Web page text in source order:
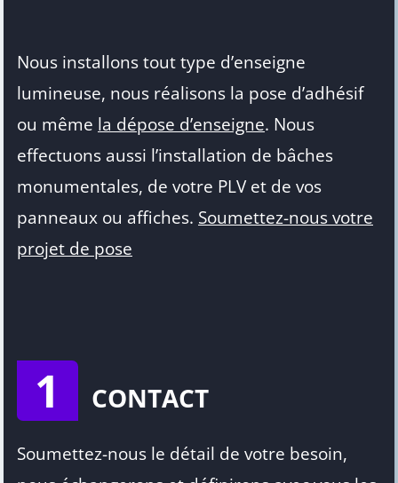
Nous installons tout type d’enseigne
lumineuse, nous réalisons la pose d’adhésif
ou même la dépose d’enseigne. Nous
effectuons aussi l’installation de bâches
monumentales, de votre PLV et de vos
panneaux ou affiches. Soumettez-nous votre
projet de pose
1 CONTACT
Soumettez-nous le détail de votre besoin,